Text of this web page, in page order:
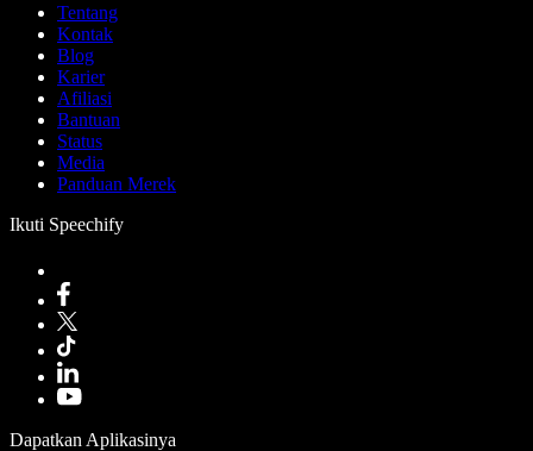
Tentang
Kontak
Blog
Karier
Afiliasi
Bantuan
Status
Media
Panduan Merek
Ikuti Speechify
Dapatkan Aplikasinya